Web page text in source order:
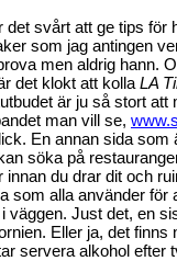
svårt att ge tips för
som jag antingen
men aldrig hann.
det klokt att kolla LA
är ju så stort att
man vill se,
En annan sida som
söka på
du drar dit och
som alla använder för
väggen. Just det, en
Eller ja, det finns
servera alkohol efter